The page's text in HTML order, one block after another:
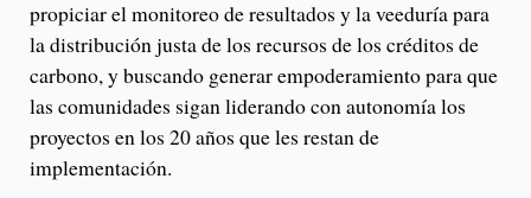
propiciar el monitoreo de resultados y la veeduría para
la distribución justa de los recursos de los créditos de
carbono, y buscando generar empoderamiento para que
las comunidades sigan liderando con autonomía los
proyectos en los 20 años que les restan de
implementación.